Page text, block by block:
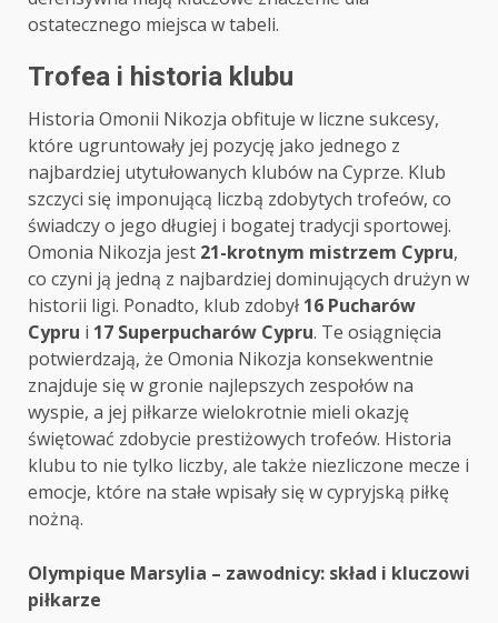
ostatecznego miejsca w tabeli.
Trofea i historia klubu
Historia Omonii Nikozja obfituje w liczne sukcesy,
które ugruntowały jej pozycję jako jednego z
najbardziej utytułowanych klubów na Cyprze. Klub
szczyci się imponującą liczbą zdobytych trofeów, co
świadczy o jego długiej i bogatej tradycji sportowej.
Omonia Nikozja jest 21-krotnym mistrzem Cypru,
co czyni ją jedną z najbardziej dominujących drużyn w
historii ligi. Ponadto, klub zdobył 16 Pucharów
Cypru i 17 Superpucharów Cypru. Te osiągnięcia
potwierdzają, że Omonia Nikozja konsekwentnie
znajduje się w gronie najlepszych zespołów na
wyspie, a jej piłkarze wielokrotnie mieli okazję
świętować zdobycie prestiżowych trofeów. Historia
klubu to nie tylko liczby, ale także niezliczone mecze i
emocje, które na stałe wpisały się w cypryjską piłkę
nożną.
Post
Olympique Marsylia – zawodnicy: skład i kluczowi
piłkarze